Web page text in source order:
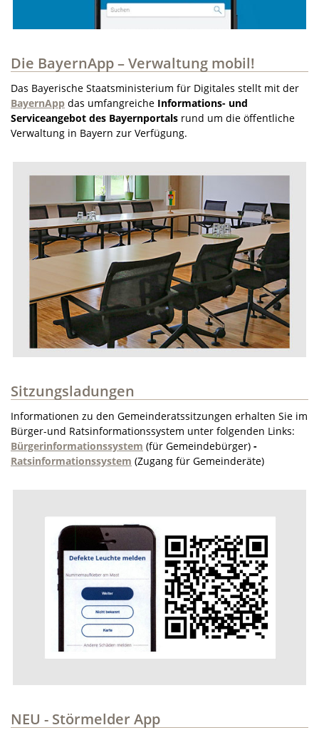
Die BayernApp – Verwaltung mobil!
Das Bayerische Staatsministerium für Digitales stellt mit der
BayernApp das umfangreiche Informations- und
Serviceangebot des Bayernportals rund um die öffentliche
Verwaltung in Bayern zur Verfügung.
Sitzungsladungen
Informationen zu den Gemeinderatssitzungen erhalten Sie im
Bürger-und Ratsinformationssystem unter folgenden Links:
Bürgerinformationssystem (für Gemeindebürger) -
Ratsinformationssystem (Zugang für Gemeinderäte)
NEU - Störmelder App